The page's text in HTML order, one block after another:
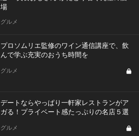
場
グルメ
プロソムリエ監修のワイン通信講座で、飲
んで学ぶ充実のおうち時間を
グルメ
デートならやっぱり一軒家レストランがア
ガる！プライベート感たっぷりの名店５選
グルメ